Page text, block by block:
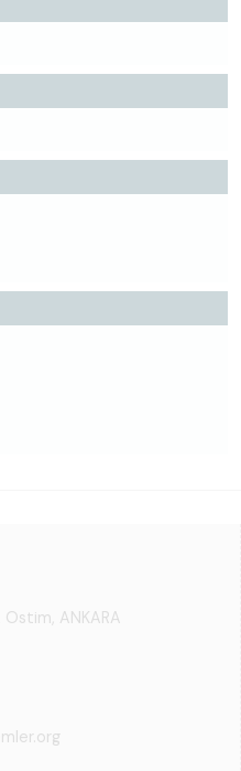
Ostim, ANKARA